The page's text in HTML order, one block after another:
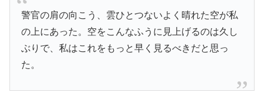
警官の肩の向こう、雲ひとつないよく晴れた空が私
の上にあった。空をこんなふうに見上げるのは久し
ぶりで、私はこれをもっと早く見るべきだと思っ
た。